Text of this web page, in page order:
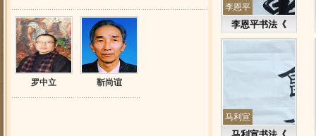
罗中立 靳尚谊
李恩平
李恩平书法《
马利宣